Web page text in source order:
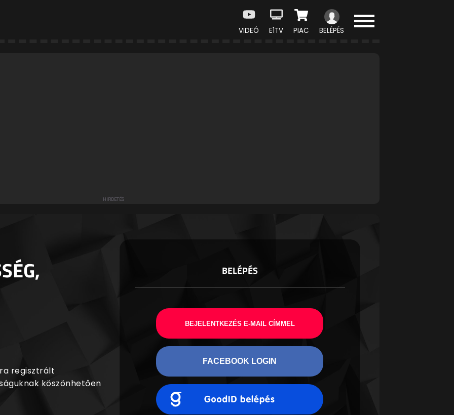
VIDEÓ E1TV PIAC BELÉPÉS
regisztrált
köszönhetően
BELÉPÉS
BEJELENTKEZÉS E-MAIL CÍMMEL
FACEBOOK LOGIN